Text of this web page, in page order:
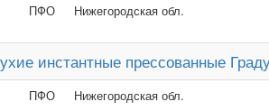
ПФО Нижегородская обл.
инстантные прессованные
ПФО Нижегородская обл.